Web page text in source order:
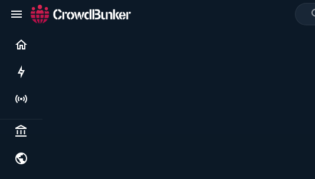
Live
Politics & institutions